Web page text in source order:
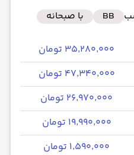
BB با صبحانه
۳۵٬۲۸۰٬۰۰۰ تومان
۴۷٬۳۴۰٬۰۰۰ تومان
۲۶٬۹۷۰٬۰۰۰ تومان
۱۹٬۹۹۰٬۰۰۰ تومان
۱٬۵۹۰٬۰۰۰ تومان